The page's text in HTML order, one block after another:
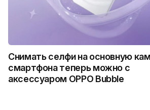
Снимать селфи на основную
смартфона теперь можно с
аксессуаром OPPO Bubble